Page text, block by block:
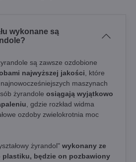
wykonane są
są zawsze ozdobione
najwyższej jakości , które
maszynach
żyrandole osiągają wyjątkowo
, gdzie rozkład widma
ozdoby zwielokrotnia moc
żyrandol" wykonany ze
plastiku, będzie on pozbawiony